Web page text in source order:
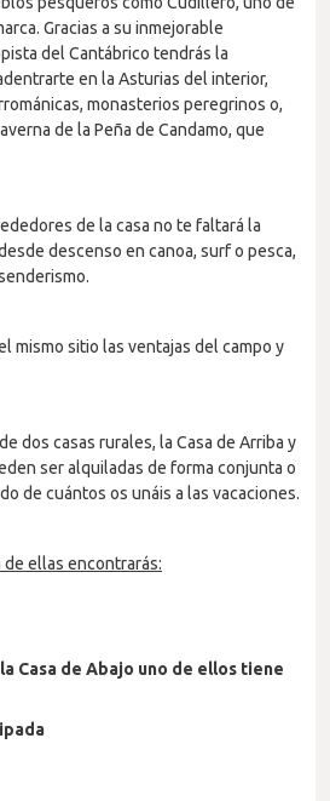
Gracias a su inmejorable
del Cantábrico tendrás la
en la Asturias del interior,
monasterios peregrinos o,
de la Peña de Candamo, que
de la casa no te faltará la
descenso en canoa, surf o pesca,
mismo sitio las ventajas del campo y
dos casas rurales, la Casa de Arriba y
ser alquiladas de forma conjunta o
de cuántos os unáis a las vacaciones.
de ellas encontrarás:
Casa de Abajo uno de ellos tiene